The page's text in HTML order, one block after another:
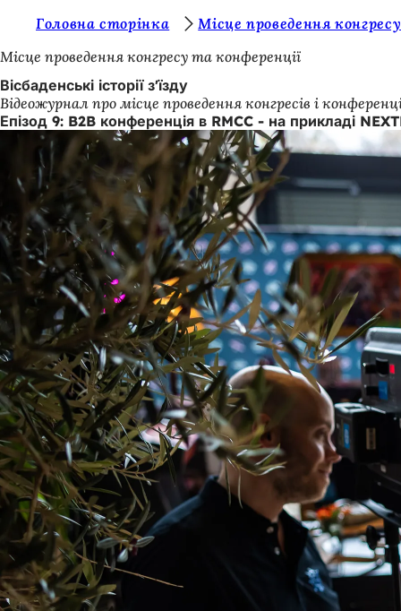
Перейти до змісту
и
т
у
т
Головна сторінка
Місце проведення
Місце проведення конгресу та конференції
Вісбаденські історії з'їзду
Відеожурнал про місце проведення конгресів і
Епізод 9: B2B конференція в RMCC - на прикладі